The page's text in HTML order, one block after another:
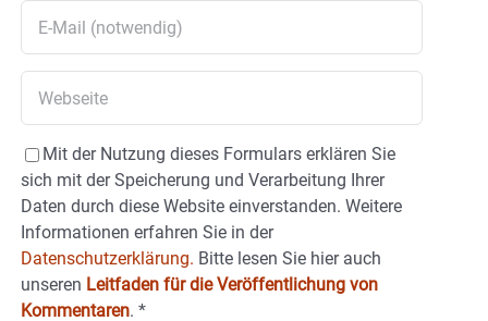
Mit der Nutzung dieses Formulars erklären Sie
sich mit der Speicherung und Verarbeitung Ihrer
Daten durch diese Website einverstanden. Weitere
Informationen erfahren Sie in der
Datenschutzerklärung. Bitte lesen Sie hier auch
unseren Leitfaden für die Veröffentlichung von
Kommentaren. *